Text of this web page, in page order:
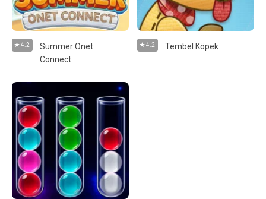
4.2
Summer Onet
Connect
4.2 Tembel Köpek